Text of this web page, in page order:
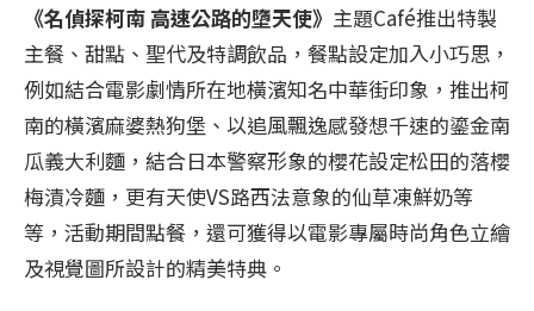
《名偵探柯南 高速公路的墮天使》 主題Café推出特製
主餐、甜點、聖代及特調飲品，餐點設定加入小巧思，
例如結合電影劇情所在地橫濱知名中華街印象，推出柯
南的橫濱麻婆熱狗堡、以追風飄逸感發想千速的鎏金南
瓜義大利麵，結合日本警察形象的櫻花設定松田的落櫻
梅漬冷麵，更有天使VS路西法意象的仙草凍鮮奶等
等，活動期間點餐，還可獲得以電影專屬時尚角色立繪
及視覺圖所設計的精美特典。